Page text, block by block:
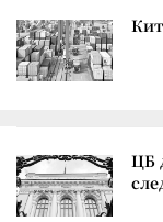
ЦБ